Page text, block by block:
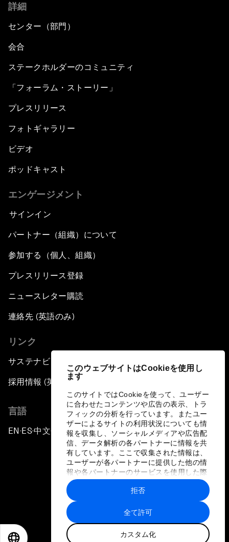
このウェブサイトはCookieを使用し
ます
このサイトではCookieを使って、ユーザー
に合わせたコンテンツや広告の表示、トラ
フィックの分析を行っています。またユー
ザーによるサイトの利用状況についても情
報を収集し、ソーシャルメディアや広告配
信、データ解析の各パートナーに情報を共
有しています。ここで収集された情報は、
ユーザーが各パートナーに提供した他の情
報や各パートナーのサービスを使用した際
に収集された情報と組み合わされ、各パー
トナーによって使用されることがありま
す。
全て許可
カスタム化
拒否
詳細
センター（部門）
会合
ステークホルダーのコミュニティ
「フォーラム・ストーリー」
プレスリリース
フォトギャラリー
ビデオ
ポッドキャスト
エンゲージメント
サインイン
パートナー（組織）について
参加する（個人、組織）
プレスリリース登録
ニュースレター購読
連絡先 (英語のみ)
リンク
サステナビリティへの取り組み
採用情報 (英語のみ)
言語
EN ▪ES▪中文▪ 日本語
プライバシーポリシーと利用規約
サイトマップ
©
世界経済フォーラム